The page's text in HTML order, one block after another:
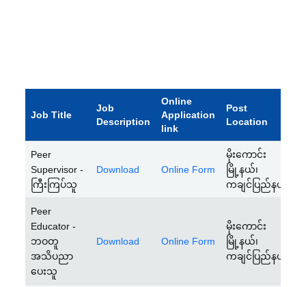
Job Title
Job
Description
Online
Application
link
Post
Location
Peer
Supervisor -
ကြီးကြပ်သူ
Download Online Form
မိုးကောင်း
မြို့နယ်၊
ကချင်ပြည်နယ်
Peer
Educator -
ဘဝတူ
အသိပညာ
ပေးသူ
Download Online Form
မိုးကောင်း
မြို့နယ်၊
ကချင်ပြည်နယ်